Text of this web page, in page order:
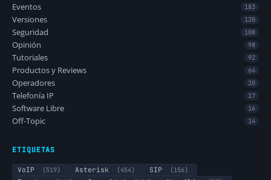
Eventos 183
Versiones 120
Seguridad 108
Opinión 98
Tutoriales 92
Productos y Reviews 64
Operadores 20
Telefonía IP 17
Software Libre 16
Off-Topic 14
ETIQUETAS
VoIP (519) Asterisk (454) SIP
(156)